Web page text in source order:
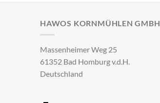
HAWOS KORNMÜHLEN GMBH
Massenheimer Weg 25
61352 Bad Homburg v.d.H.
Deutschland